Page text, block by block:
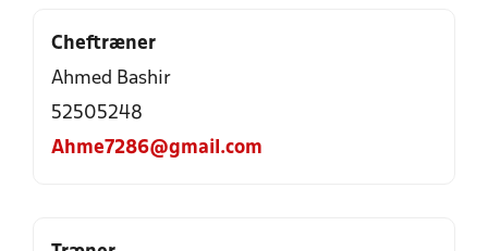
Cheftræner
Ahmed Bashir
52505248
Ahme7286@gmail.com